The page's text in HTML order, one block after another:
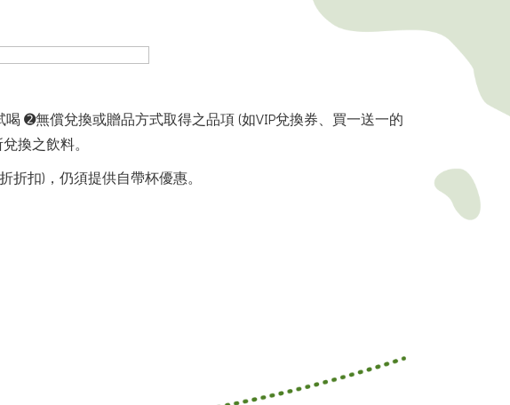
喝 ➋無償兌換或贈品方式取得之品項 (如VIP兌換券、買一送一的
換之飲料。
折扣) ， 仍須提供自帶杯優惠。